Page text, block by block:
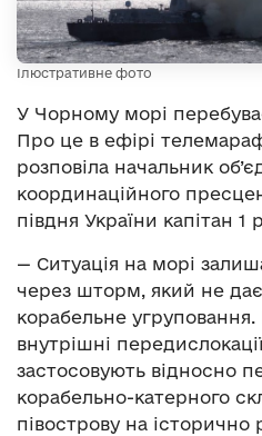
Ілюстративне фото
У Чорному морі
Про це в ефірі
розповіла начальник
координаційного
півдня України капітан
— Ситуація на морі
через шторм, який не
корабельне угруповання.
внутрішні
застосовують відносно
корабельно-катерного
півострову на історично